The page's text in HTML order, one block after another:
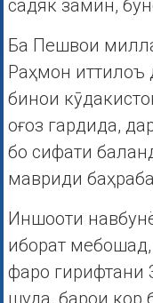
садяк замин,
Ба Пешвои
Раҳмон иттилоъ
бинои
оғоз гардида,
бо сифати
мавриди
Иншооти
иборат
фаро гирифтани